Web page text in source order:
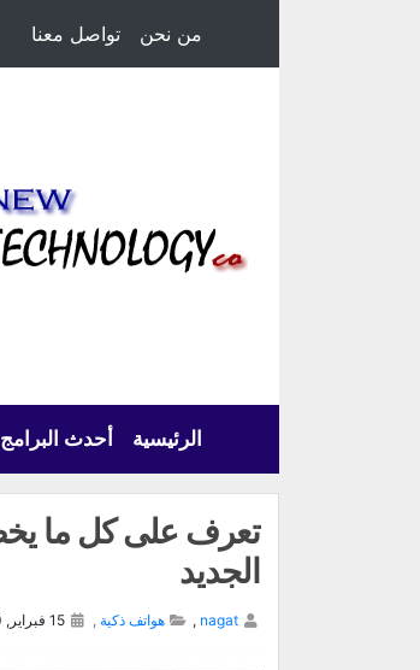
من نحن تواصل معنا
الرئيسية أحدث البرامج
الجديد
nagat
, هواتف ذكية ,